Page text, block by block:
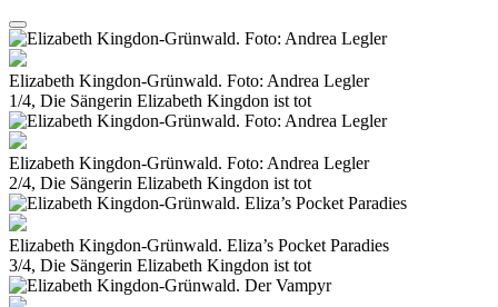
Elizabeth Kingdon-Grünwald. Foto: Andrea Legler
1/4, Die Sängerin Elizabeth Kingdon ist tot
Elizabeth Kingdon-Grünwald. Foto: Andrea Legler
2/4, Die Sängerin Elizabeth Kingdon ist tot
Elizabeth Kingdon-Grünwald. Eliza’s Pocket Paradies
3/4, Die Sängerin Elizabeth Kingdon ist tot